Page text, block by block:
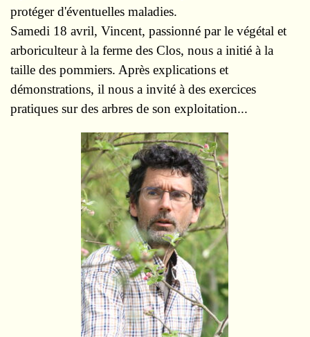
protéger d'éventuelles maladies.
Samedi 18 avril, Vincent, passionné par le végétal et
arboriculteur à la ferme des Clos, nous a initié à la
taille des pommiers. Après explications et
démonstrations, il nous a invité à des exercices
pratiques sur des arbres de son exploitation...